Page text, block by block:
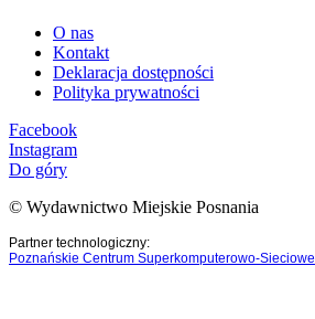
O nas
Kontakt
Deklaracja dostępności
Polityka prywatności
Facebook
Instagram
Do góry
© Wydawnictwo Miejskie Posnania
Partner technologiczny:
Poznańskie Centrum Superkomputerowo-Sieciowe